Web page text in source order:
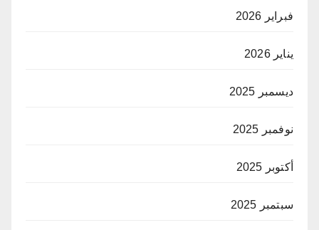
فبراير 2026
يناير 2026
ديسمبر 2025
نوفمبر 2025
أكتوبر 2025
سبتمبر 2025